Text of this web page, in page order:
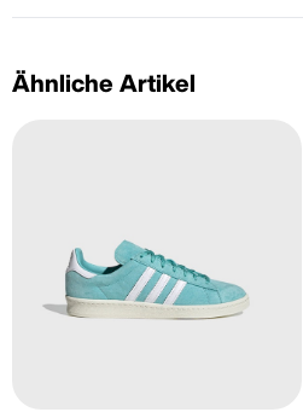
Ähnliche Artikel